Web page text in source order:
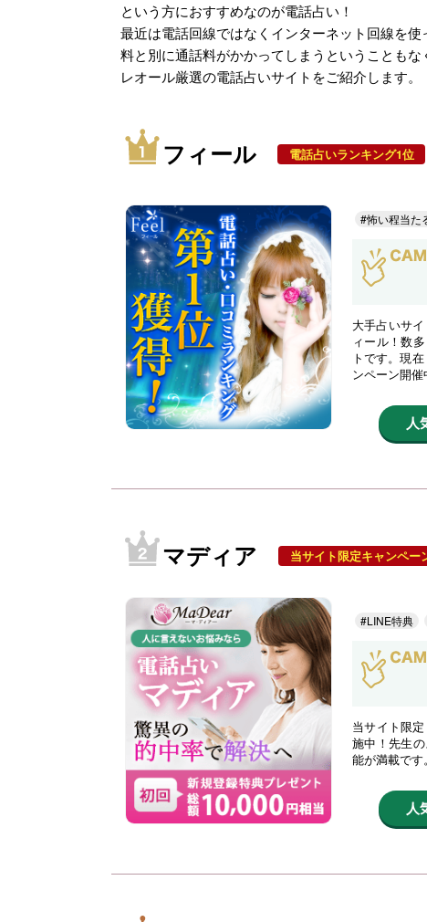
という方におすすめなのが電話占い！
最近は電話回線ではなくインターネット回線を
料と別に通話料がかかってしまうということも
レオール厳選の電話占いサイトをご紹介します。
フィール 電話占いランキング1位
#怖い程当た
大手占いサ
ィール！数
トです。現
ンペーン開催
人
マディア 当サイト限定キャンペー
#LINE特典
当サイト限
施中！先生
能が満載です
人